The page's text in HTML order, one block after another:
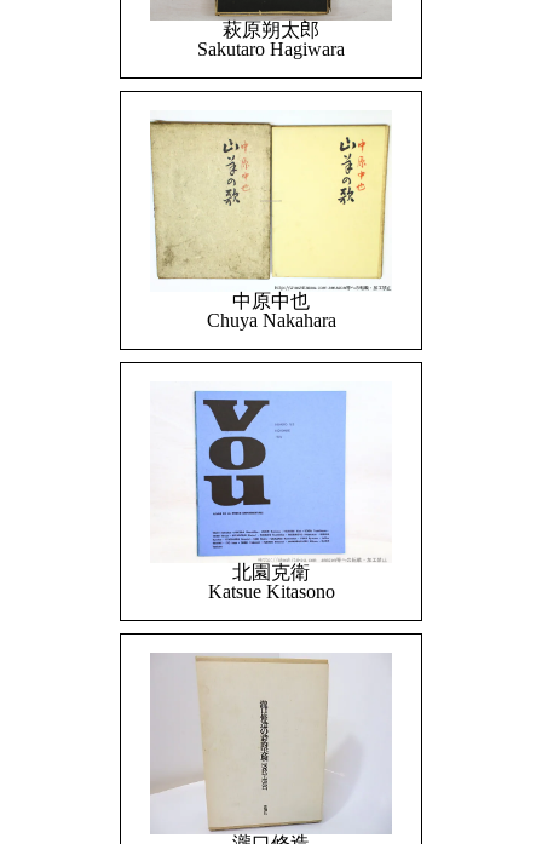
萩原朔太郎
Sakutaro Hagiwara
中原中也
Chuya Nakahara
北園克衛
Katsue Kitasono